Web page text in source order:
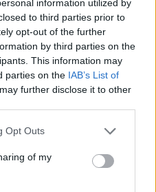
information utilized by
to third parties prior to
opt-out of the further
by third parties on the
This information may
parties on the IAB’s List of
further disclose it to other
uses one or more Google
behaviour. You may click to
and its third-party tags to
purposes in below Google
Opt Outs
of my
τουςlive αγώνες σήμερα
Πρόγραμμα TV του
στο